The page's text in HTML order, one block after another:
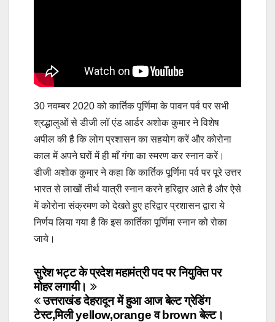
30 नवम्बर 2020 को कार्तिक पूर्णिमा के पावन पर्व पर सभी
श्रद्धालुओं से डीजी लॉ एंड आर्डर अशोक कुमार ने विशेष
अपील की है कि लोग प्रशासन का सहयोग करें और कोरोना
काल में अपने घरों में ही माँ गंगा का स्मरण कर स्नान करें।
डीजी अशोक कुमार ने कहा कि कार्तिक पूर्णिमा पर्व पर पूरे उत्तर
भारत से लाखों तीर्थ यात्री स्नान करने हरिद्वार आते है और ऐसे
में कोरोना संक्रमण को देखते हुए हरिद्वार प्रशासन द्वारा ये
निर्णय लिया गया है कि इस कार्तिका पूर्णिमा स्नान को रोका
जाये।
Post
navigation
सुरेश भट्ट के प्रदेश महामंत्री पद पर नियुक्ति पर
मोहर लगायी।
उत्तराखंड देहरादून में हुआ आज बेल्ट ग्रेडिंग
टेस्ट,मिली yellow,orange व brown बेल्ट।